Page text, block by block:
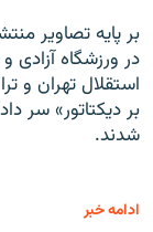
بر پایه تصاویر
در ورزشگاه آزادی
استقلال تهران و
بر دیکتاتور» سر
شدند.
ادامه خبر